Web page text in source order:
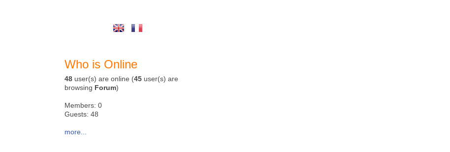
Who is Online
48 user(s) are online (45 user(s) are
browsing Forum)
Members: 0
Guests: 48
more...